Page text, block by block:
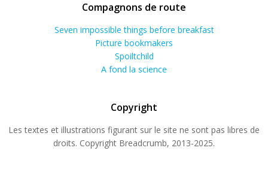
Compagnons de route
Seven impossible things before breakfast
Picture bookmakers
Spoiltchild
A fond la science
Copyright
Les textes et illustrations figurant sur le site ne sont pas libres de
droits. Copyright Breadcrumb, 2013-2025.